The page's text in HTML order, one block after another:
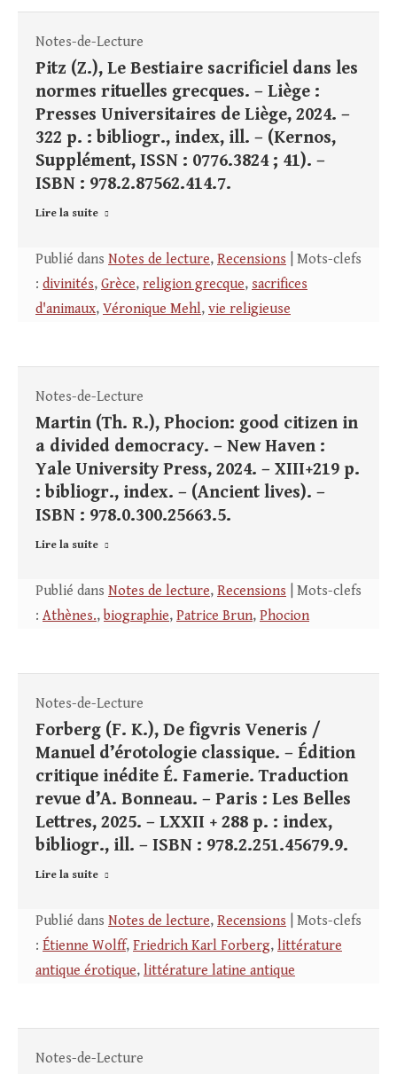
Notes-de-Lecture
Pitz (Z.), Le Bestiaire sacrificiel dans les
normes rituelles grecques. – Liège :
Presses Universitaires de Liège, 2024. –
322 p. : bibliogr., index, ill. – (Kernos,
Supplément, ISSN : 0776.3824 ; 41). –
ISBN : 978.2.87562.414.7.
Lire la suite
Publié dans Notes de lecture, Recensions | Mots-clefs
: divinités, Grèce, religion grecque, sacrifices
d'animaux, Véronique Mehl, vie religieuse
Notes-de-Lecture
Martin (Th. R.), Phocion: good citizen in
a divided democracy. – New Haven :
Yale University Press, 2024. – XIII+219 p.
: bibliogr., index. – (Ancient lives). –
ISBN : 978.0.300.25663.5.
Lire la suite
Publié dans Notes de lecture, Recensions | Mots-clefs
: Athènes., biographie, Patrice Brun, Phocion
Notes-de-Lecture
Forberg (F. K.), De figvris Veneris /
Manuel d’érotologie classique. – Édition
critique inédite É. Famerie. Traduction
revue d’A. Bonneau. – Paris : Les Belles
Lettres, 2025. – LXXII + 288 p. : index,
bibliogr., ill. – ISBN : 978.2.251.45679.9.
Lire la suite
Publié dans Notes de lecture, Recensions | Mots-clefs
: Étienne Wolff, Friedrich Karl Forberg, littérature
antique érotique, littérature latine antique
Notes-de-Lecture